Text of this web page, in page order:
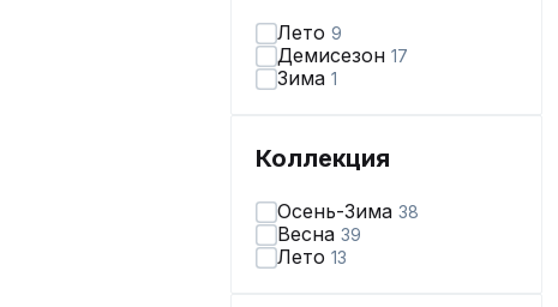
Лето 9
Демисезон 17
Зима 1
Коллекция
Осень-Зима 38
Весна 39
Лето 13